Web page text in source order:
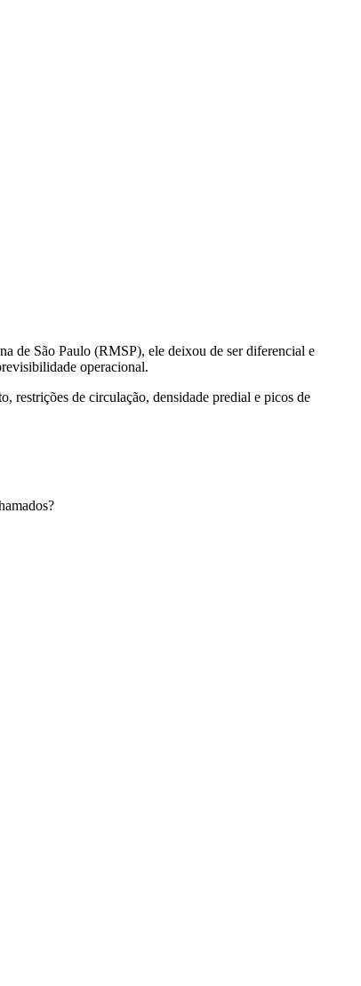
de São Paulo (RMSP), ele deixou de ser diferencial e
operacional.
restrições de circulação, densidade predial e picos de